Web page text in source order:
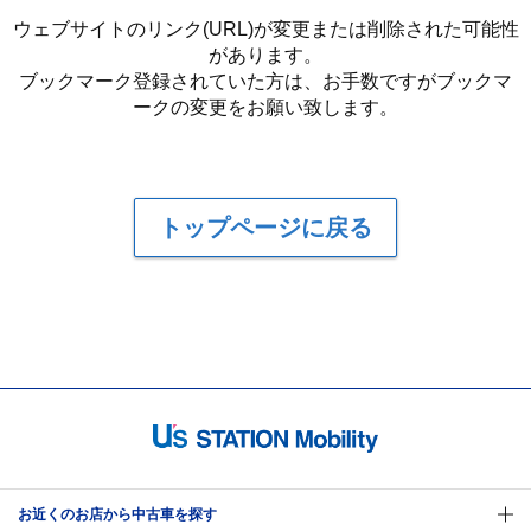
ウェブサイトのリンク(URL)が変更または削除された可能性
があります。
ブックマーク登録されていた方は、お手数ですがブックマ
ークの変更をお願い致します。
トップページに戻る
お近くのお店から中古車を探す